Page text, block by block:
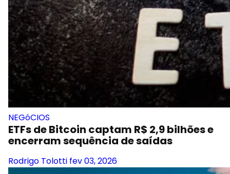
NEGóCIOS
ETFs de Bitcoin captam R$ 2,9 bilhões e
encerram sequência de saídas
Rodrigo Tolotti fev 03, 2026